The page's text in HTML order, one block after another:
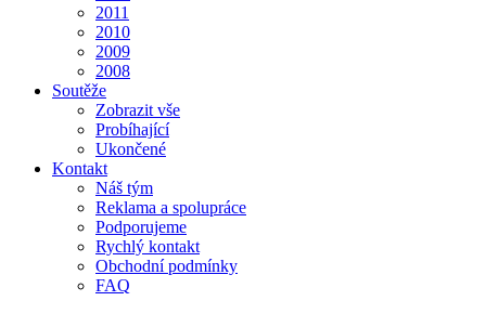
2011
2010
2009
2008
Soutěže
Zobrazit vše
Probíhající
Ukončené
Kontakt
Náš tým
Reklama a spolupráce
Podporujeme
Rychlý kontakt
Obchodní podmínky
FAQ